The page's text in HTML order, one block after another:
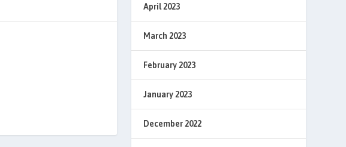
April 2023
March 2023
February 2023
January 2023
December 2022